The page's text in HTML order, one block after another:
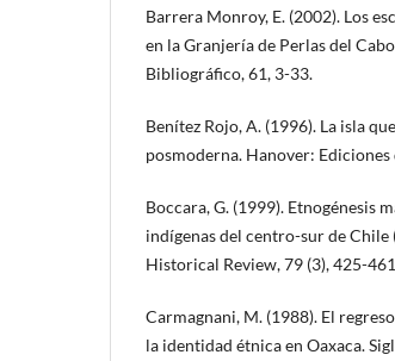
Barrera Monroy, E. (2002). Los
en la Granjería de Perlas del
Bibliográfico, 61, 3-33.
Benítez Rojo, A. (1996). La isla
posmoderna. Hanover:
Boccara, G. (1999). Etnogénesis
indígenas del centro-sur de
Historical Review, 79 (3), 425-
Carmagnani, M. (1988). El
la identidad étnica en Oaxaca.